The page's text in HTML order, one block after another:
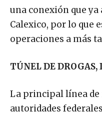
una conexión que ya
Calexico, por lo que
operaciones a más
TÚNEL DE DROGAS,
La principal línea de
autoridades